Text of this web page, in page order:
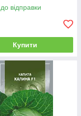
відправки
Купити